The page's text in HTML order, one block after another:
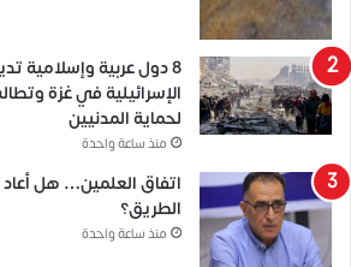
8 دول عربية وإسلامية
الإسرائيلية في غزة
لحماية المدنيين
منذ ساعة واحدة
اتفاق العلمين… هل
الطريق؟
منذ ساعة واحدة